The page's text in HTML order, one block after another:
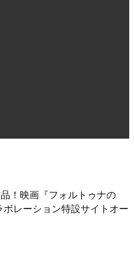
！映画『フォルトゥナの
レーション特設サイトオー